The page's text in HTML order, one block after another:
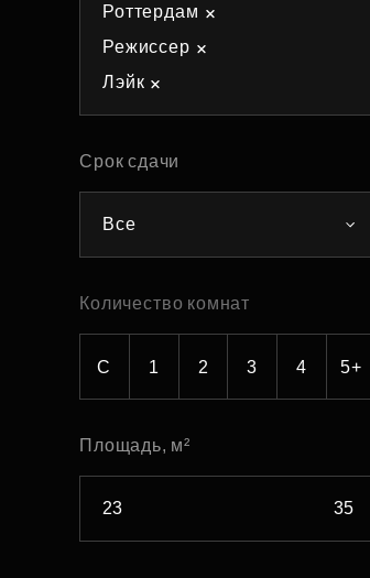
Роттердам
Режиссер
Лэйк
Срок сдачи
Все
Количество комнат
С 1 2 3 4 5+
Площадь, м²